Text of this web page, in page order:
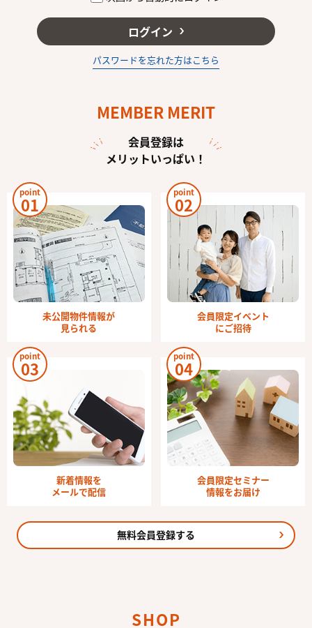
ログイン
パスワードを忘れた方はこちら
MEMBER MERIT
会員登録は
メリットいっぱい！
point
01
未公開物件情報が
見られる
point
02
会員限定イベント
にご招待
point
03
新着情報を
メールで配信
point
04
会員限定セミナー
情報をお届け
無料会員登録する
SHOP